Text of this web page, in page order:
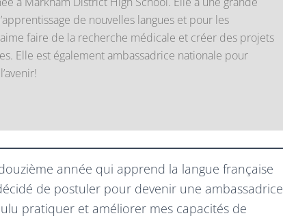
de nouvelles langues et pour les
faire de la recherche médicale et créer des projets
Elle est également ambassadrice nationale pour
année qui apprend la langue française
de postuler pour devenir une ambassadrice
pratiquer et améliorer mes capacités de